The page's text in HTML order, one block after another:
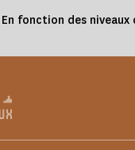
En fonction des